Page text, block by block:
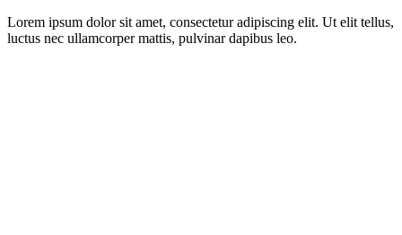
Lorem ipsum dolor sit amet, consectetur adipiscing elit. Ut elit tellus,
luctus nec ullamcorper mattis, pulvinar dapibus leo.